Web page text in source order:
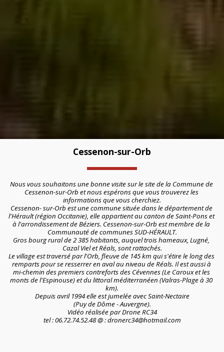
Cessenon-sur-Orb
Nous vous souhaitons une bonne visite sur le site de la Commune de
Cessenon-sur-Orb et nous espérons que vous trouverez les
informations que vous cherchiez.
Cessenon- sur-Orb est une commune située dans le département de
l'Hérault (région Occitanie), elle appartient au canton de Saint-Pons et
à l'arrondissement de Béziers. Cessenon-sur-Orb est membre de la
Communauté de communes SUD-HÉRAULT.
Gros bourg rural de 2 385 habitants, auquel trois hameaux, Lugné,
Cazal Viel et Réals, sont rattachés.
Le village est traversé par l'Orb, fleuve de 145 km qui s'étire le long des
remparts pour se resserrer en aval au niveau de Réals. Il est aussi à
mi-chemin des premiers contreforts des Cévennes (Le Caroux et les
monts de l'Espinouse) et du littoral méditerranéen (Valras-Plage à 30
km).
Depuis avril 1994 elle est jumelée avec Saint-Nectaire
(Puy de Dôme - Auvergne).
Vidéo réalisée par Drone RC34
tel : 06.72.74.52.48 @ : dronerc34@hotmail.com